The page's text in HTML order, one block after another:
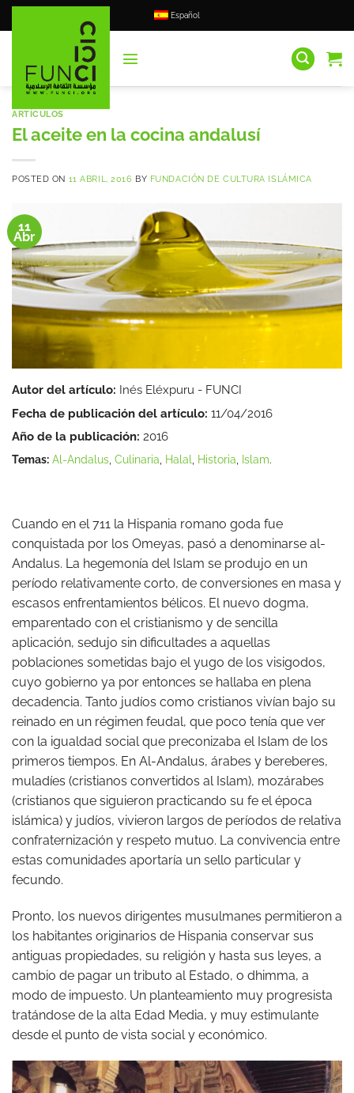
Saltar
al
Español
ARTÍCULOS
El aceite en la cocina andalusí
POSTED ON 11 ABRIL, 2016 BY FUNDACIÓN DE CULTURA ISLÁMICA
11
Abr
Autor del artículo: Inés Eléxpuru - FUNCI
Fecha de publicación del artículo: 11/04/2016
Año de la publicación: 2016
Temas: Al-Andalus Culinaria Halal Historia Islam.
Cuando en el 711 la Hispania romano goda fue
conquistada por los Omeyas, pasó a denominarse al-
Andalus. La hegemonía del Islam se produjo en un
período relativamente corto, de conversiones en masa y
escasos enfrentamientos bélicos. El nuevo dogma,
emparentado con el cristianismo y de sencilla
aplicación, sedujo sin dificultades a aquellas
poblaciones sometidas bajo el yugo de los visigodos,
cuyo gobierno ya por entonces se hallaba en plena
decadencia. Tanto judíos como cristianos vivían bajo su
reinado en un régimen feudal, que poco tenía que ver
con la igualdad social que preconizaba el Islam de los
primeros tiempos. En Al-Andalus, árabes y bereberes,
muladíes (cristianos convertidos al Islam), mozárabes
(cristianos que siguieron practicando su fe el época
islámica) y judíos, vivieron largos de períodos de relativa
confraternización y respeto mutuo. La convivencia entre
estas comunidades aportaría un sello particular y
fecundo.
Pronto, los nuevos dirigentes musulmanes permitieron a
los habitantes originarios de Hispania conservar sus
antiguas propiedades, su religión y hasta sus leyes, a
cambio de pagar un tributo al Estado, o dhimma, a
modo de impuesto. Un planteamiento muy progresista
tratándose de la alta Edad Media, y muy estimulante
desde el punto de vista social y económico.